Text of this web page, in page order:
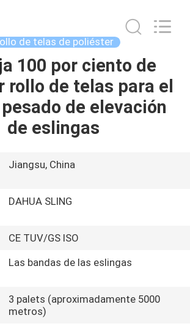
de telas de poliéster
100 por ciento de
rollo de telas para el
de elevación
de eslingas
Jiangsu, China
DAHUA SLING
CE TUV/GS ISO
Las bandas de las eslingas
3 palets (aproximadamente 5000
metros)